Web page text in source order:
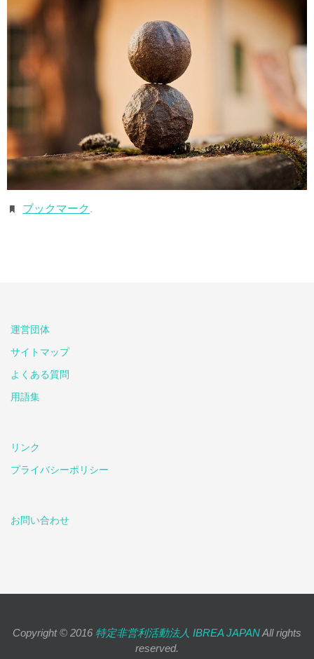
ブックマーク .
運営団体
サイトマップ
よくある質問
用語集
リンク
プライバシーポリシー
お問い合わせ
Copyright © 2016 特定非営利活動法人 IBREA JAPANAll rights
reserved.